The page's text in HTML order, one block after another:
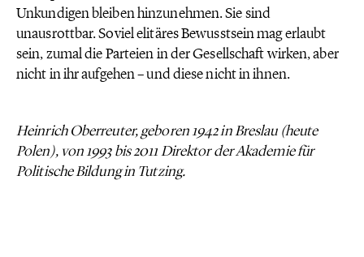
Unkundigen bleiben hinzunehmen. Sie sind
unausrottbar. Soviel elitäres Bewusstsein mag erlaubt
sein, zumal die Parteien in der Gesellschaft wirken, aber
nicht in ihr aufgehen – und diese nicht in ihnen.
Heinrich Oberreuter, geboren 1942 in Breslau (heute
Polen), von 1993 bis 2011 Direktor der Akademie für
Politische Bildung in Tutzing.